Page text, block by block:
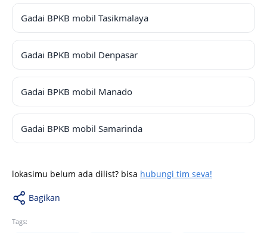
Gadai BPKB mobil Tasikmalaya
Gadai BPKB mobil Denpasar
Gadai BPKB mobil Manado
Gadai BPKB mobil Samarinda
lokasimu belum ada dilist? bisa hubungi tim seva!
Bagikan
Tags: